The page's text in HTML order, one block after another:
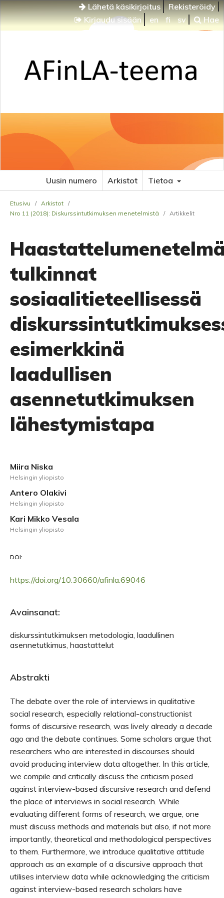
Lähetä käsikirjoitus
Rekisteröidy
Kirjaudu sisään
en fi sv Hae
Uusin numero Arkistot Tietoa
Etusivu / Arkistot /
Nro 11 (2018): Diskurssintutkimuksen menetelmistä
/ Artikkelit
tulkinnat
sosiaalitieteellisessä
esimerkkinä
laadullisen
asennetutkimuksen
lähestymistapa
Miira Niska
Helsingin yliopisto
Antero Olakivi
Helsingin yliopisto
Kari Mikko Vesala
Helsingin yliopisto
DOI:
https://doi.org/10.30660/afinla.69046
Avainsanat:
diskurssintutkimuksen metodologia, laadullinen
asennetutkimus, haastattelut
Abstrakti
The debate over the role of interviews in qualitative
social research, especially relational-constructionist
forms of discursive research, was lively already a decade
ago and the debate continues. Some scholars argue that
researchers who are interested in discourses should
avoid producing interview data altogether. In this article,
we compile and critically discuss the criticism posed
against interview-based discursive research and defend
the place of interviews in social research. While
evaluating different forms of research, we argue, one
must discuss methods and materials but also, if not more
importantly, theoretical and methodological perspectives
to them. Furthermore, we introduce qualitative attitude
approach as an example of a discursive approach that
utilises interview data while acknowledging the criticism
against interview-based research scholars have